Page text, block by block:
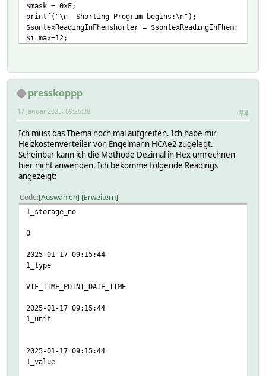
$mask = 0xF;
printf("\n Shorting Program begins:\n");
$sontexReadingInFhemshorter =
$i_max=12;
for ( $i=0; $i <= $i_max; $i++) {
#printf("\n new for entry");
if(($sontexReadingInFhem & $mask)>0)
{
# this digit ist important because there are some
printf("\nrelevant value appeared,");
# if there comes relevant digit please give te
# set i to maximum i to leave ! and break
printf("LEAVE IT");
$i=i_max+1;
}
else
# if the comparision is a 0 , that means the digit
$sontexReadingInFhemshorter =
}
# printf(",mask: 0x%012x",$mask);
# printf(", current shorted Reading from FHEM: 0x%012x",
}##endfor
presskoppp
#4
17 Januar 2025, 09:26:38
Ich muss das Thema noch mal aufgreifen. Ich habe mir
Heizkostenverteiler von Engelmann HCAe2 zugelegt.
Scheinbar kann ich die Methode Dezimal in Hex umrechnen
hier nicht anwenden. Ich bekomme folgende Readings
angezeigt:
Code Auswählen Erweitern
1_storage_no
0
2025-01-17 09:15:44
1_type
VIF_TIME_POINT_DATE_TIME
2025-01-17 09:15:44
1_unit
2025-01-17 09:15:44
1_value